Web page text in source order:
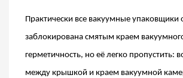
Практически все вакуумные
заблокирована смятым краем
герметичность, но её легко
между крышкой и краем вакуумной